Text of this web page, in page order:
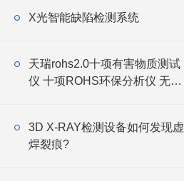
X光智能缺陷检测系统
天瑞rohs2.0十项有害物质测试
仪 十项ROHS环保分析仪 无损
3D X-RAY检测设备如何发现虚
焊裂痕?